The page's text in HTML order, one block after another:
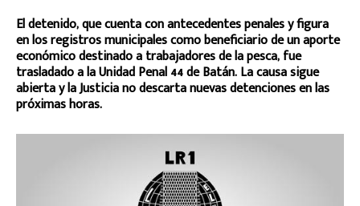
El detenido, que cuenta con antecedentes penales y figura
en los registros municipales como beneficiario de un aporte
económico destinado a trabajadores de la pesca, fue
trasladado a la Unidad Penal 44 de Batán. La causa sigue
abierta y la Justicia no descarta nuevas detenciones en las
próximas horas.